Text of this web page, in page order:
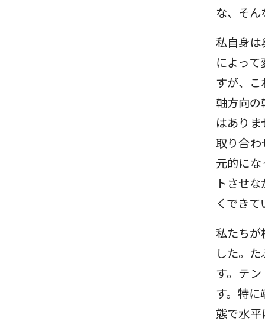
な、そ
私自身は
によっ
すが、
軸方向
はあり
取り合わ
元的に
トさせ
くでき
私たちが
した。
す。テ
す。特
態で水